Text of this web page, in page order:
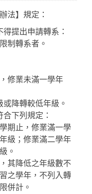
法】規定：
提出申請轉系：
制轉系者。
修業未滿一學年
降轉較低年級。
下列規定：
期止，修業滿一學
級；修業滿二學年
。
其降低之年級數不
之學年，不列入轉
併計。